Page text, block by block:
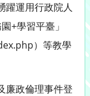
躍運用行政院人
+學習平臺」
）等教學
廉政倫理事件登